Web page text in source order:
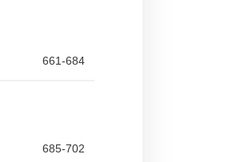
661-684
685-702